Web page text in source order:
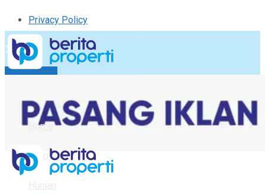
Privacy Policy
Kirim Tulisan
Logout
Home
Properti